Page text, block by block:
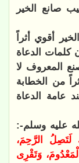
صانع الخير
أقوي أثراً
كلمات الدعاة
المعروف لا
من الخطابة
عامة الدعاة
عليه وسلم-:
لَتَصِلُ الرَّحِمَ،
وَتَقْرِى